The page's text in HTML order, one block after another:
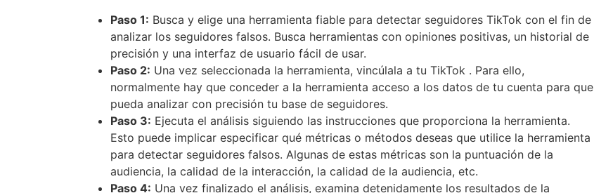
Paso 1: Busca y elige una herramienta fiable para detectar seguidores TikTok con el fin de
analizar los seguidores falsos. Busca herramientas con opiniones positivas, un historial de
precisión y una interfaz de usuario fácil de usar.
Paso 2: Una vez seleccionada la herramienta, vincúlala a tu TikTok . Para ello,
normalmente hay que conceder a la herramienta acceso a los datos de tu cuenta para que
pueda analizar con precisión tu base de seguidores.
Paso 3: Ejecuta el análisis siguiendo las instrucciones que proporciona la herramienta.
Esto puede implicar especificar qué métricas o métodos deseas que utilice la herramienta
para detectar seguidores falsos. Algunas de estas métricas son la puntuación de la
audiencia, la calidad de la interacción, la calidad de la audiencia, etc.
Paso 4: Una vez finalizado el análisis, examina detenidamente los resultados de la